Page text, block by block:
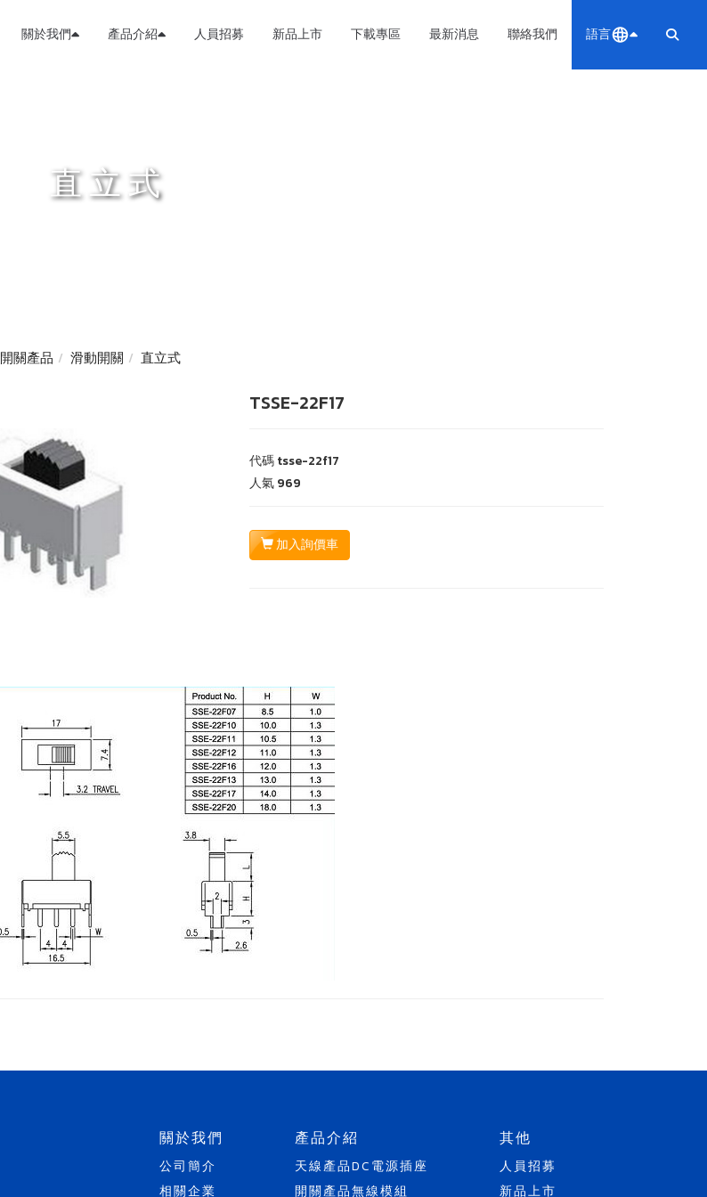
關於我們 產品介紹 人員招募 新品上市 下載專區 最新消息 聯絡我們 語言
直立式
開關產品 滑動開關 直立式
TSSE-22F17
代碼tsse-22f17
人氣969
加入詢價車
關於我們
公司簡介
相關企業
產品介紹
天線產品
開關產品
DC電源插座
無線模組
其他
人員招募
新品上市